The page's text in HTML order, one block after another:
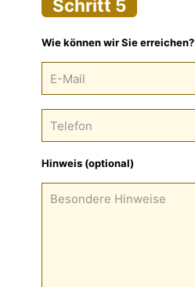
Schritt 5
Wie können wir Sie erreichen?
Hinweis (optional)